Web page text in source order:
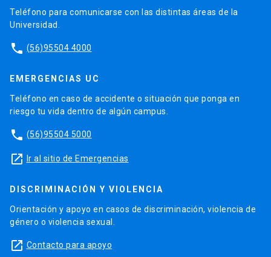
Teléfono para comunicarse con las distintas áreas de la
Universidad.
phone (56)95504 4000
EMERGENCIAS UC
Teléfono en caso de accidente o situación que ponga en
riesgo tu vida dentro de algún campus.
phone (56)95504 5000
launch Ir al sitio de Emergencias
DISCRIMINACIÓN Y VIOLENCIA
Orientación y apoyo en casos de discriminación, violencia de
género o violencia sexual.
launch Contacto para apoyo